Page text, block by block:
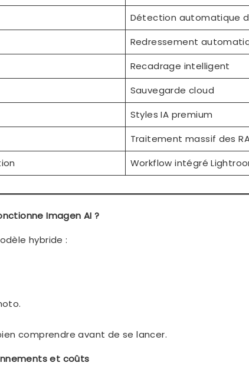
Détection automatique
Redressement
Recadrage intelligent
Sauvegarde cloud
Styles IA premium
Traitement massif des
Workflow intégré
Imagen AI ?
hybride :
comprendre avant de se lancer.
et coûts